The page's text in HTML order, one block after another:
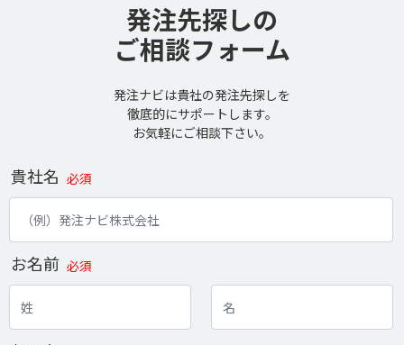
発注先探しの
ご相談フォーム
発注ナビは貴社の発注先探しを
徹底的にサポートします。
お気軽にご相談下さい。
貴社名 必須
お名前 必須